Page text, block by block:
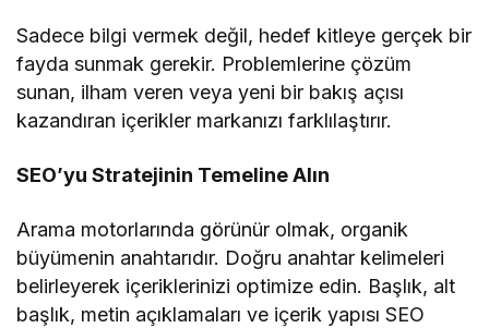
Sadece bilgi vermek değil, hedef kitleye gerçek bir
fayda sunmak gerekir. Problemlerine çözüm
sunan, ilham veren veya yeni bir bakış açısı
kazandıran içerikler markanızı farklılaştırır.
SEO’yu Stratejinin Temeline Alın
Arama motorlarında görünür olmak, organik
büyümenin anahtarıdır. Doğru anahtar kelimeleri
belirleyerek içeriklerinizi optimize edin. Başlık, alt
başlık, metin açıklamaları ve içerik yapısı SEO